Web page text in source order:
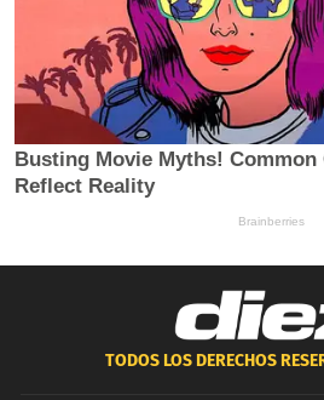
TODOS LOS DERECHOS